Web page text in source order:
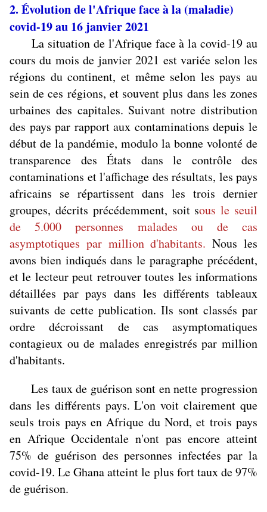
2. Évolution de l'Afrique face à la (maladie)
covid-19 au 16 janvier 2021
La situation de l'Afrique face à la covid-19 au
cours du mois de janvier 2021 est variée selon les
régions du continent, et même selon les pays au
sein de ces régions, et souvent plus dans les zones
urbaines des capitales. Suivant notre distribution
des pays par rapport aux contaminations depuis le
début de la pandémie, modulo la bonne volonté de
transparence des États dans le contrôle des
contaminations et l'affichage des résultats, les pays
africains se répartissent dans les trois dernier
groupes, décrits précédemment, soit sous le seuil
de 5.000 personnes malades ou de cas
asymptotiques par million d'habitants. Nous les
avons bien indiqués dans le paragraphe précédent,
et le lecteur peut retrouver toutes les informations
détaillées par pays dans les différents tableaux
suivants de cette publication. Ils sont classés par
ordre décroissant de cas asymptomatiques
contagieux ou de malades enregistrés par million
d'habitants.
Les taux de guérison sont en nette progression
dans les différents pays. L'on voit clairement que
seuls trois pays en Afrique du Nord, et trois pays
en Afrique Occidentale n'ont pas encore atteint
75% de guérison des personnes infectées par la
covid-19. Le Ghana atteint le plus fort taux de 97%
de guérison.